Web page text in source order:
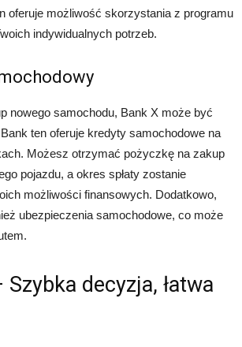
oferuje możliwość skorzystania z programu
indywidualnych potrzeb.
nowego samochodu, Bank X może być
ten oferuje kredyty samochodowe na
Możesz otrzymać pożyczkę na zakup
pojazdu, a okres spłaty zostanie
możliwości finansowych. Dodatkowo,
ubezpieczenia samochodowe, co może
Szybka decyzja, łatwa